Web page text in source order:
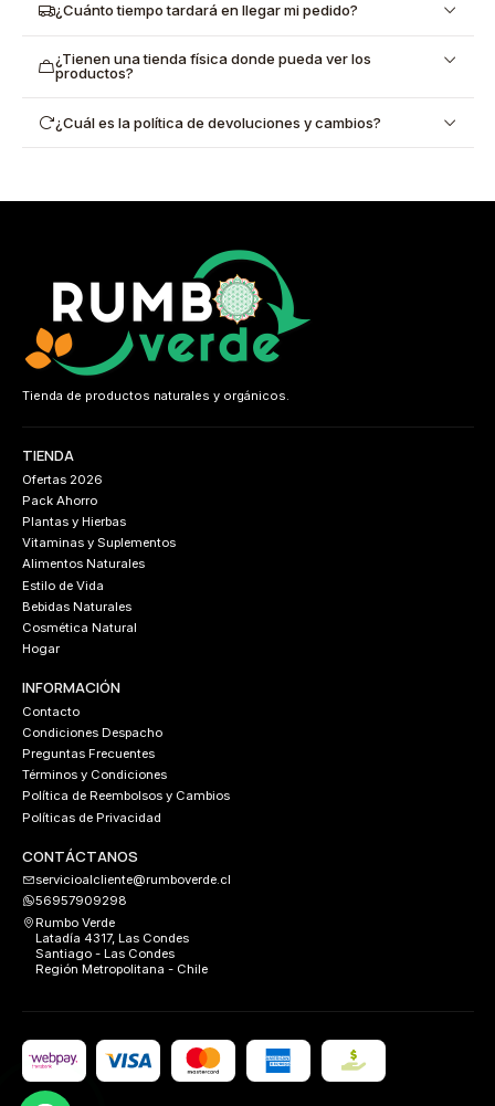
¿Cuánto tiempo tardará en llegar mi pedido?
¿Tienen una tienda física donde pueda ver los
productos?
¿Cuál es la política de devoluciones y cambios?
Tienda de productos naturales y orgánicos.
TIENDA
Ofertas 2026
Pack Ahorro
Plantas y Hierbas
Vitaminas y Suplementos
Alimentos Naturales
Estilo de Vida
Bebidas Naturales
Cosmética Natural
Hogar
INFORMACIÓN
Contacto
Condiciones Despacho
Preguntas Frecuentes
Términos y Condiciones
Política de Reembolsos y Cambios
Políticas de Privacidad
CONTÁCTANOS
servicioalcliente@rumboverde.cl
56957909298
Rumbo Verde
Latadía 4317, Las Condes
Santiago - Las Condes
Región Metropolitana - Chile